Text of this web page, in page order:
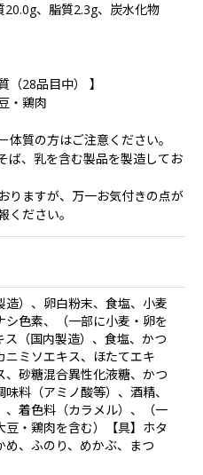
、脂質2.3g、炭水化物
（28品目中） 】
・鶏肉
質の方はご注意ください。
ば、乳を含む製品を製造してお
りますが、万一お気付きの点が
ください。
造）、卵白粉末、食塩、小麦
シ色素、（一部に小麦・卵を
（国内製造）、食塩、かつ
ニミソエキス、ほたてエキ
、砂糖混合異性化液糖、かつ
料（アミノ酸等）、酒精、
、着色料（カラメル）、（一
・鶏肉を含む）【具】ホタ
、ふのり、めかぶ、まつ